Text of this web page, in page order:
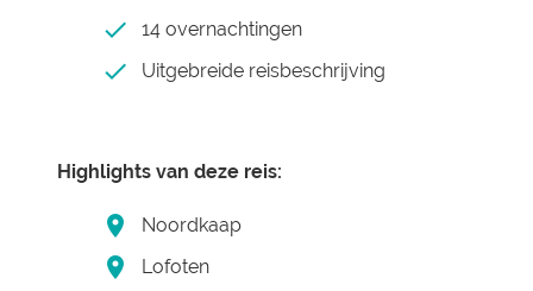
14 overnachtingen
Uitgebreide reisbeschrijving
Highlights van deze reis:
Noordkaap
Lofoten